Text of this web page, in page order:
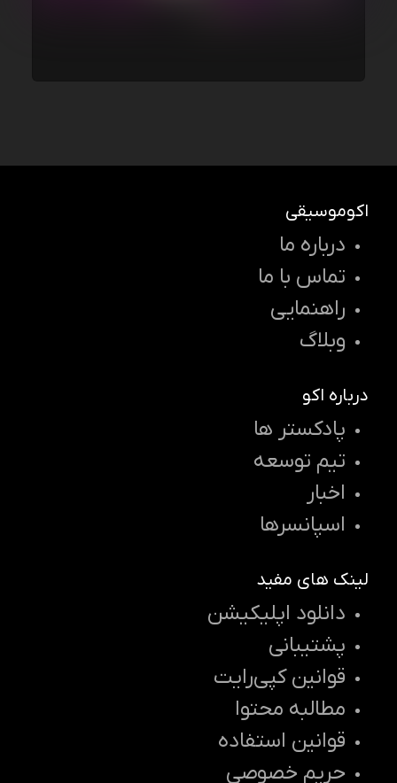
اکوموسیقی
درباره ما
تماس با ما
راهنمایی
وبلاگ
درباره اکو
پادکستر ها
تیم توسعه
اخبار
اسپانسرها
لینک های مفید
دانلود اپلیکیشن
پشتیبانی
قوانین کپی‌رایت
مطالبه محتوا
قوانین استفاده
حریم خصوصی